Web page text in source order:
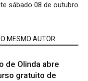
sábado 08 de outubro
MESMO AUTOR
de Olinda abre
gratuito de